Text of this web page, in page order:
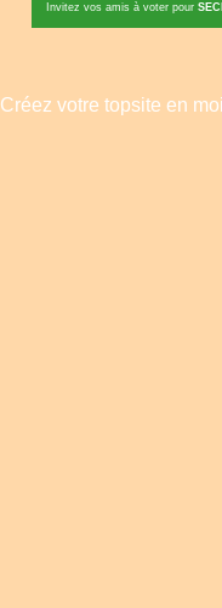
Invitez vos amis à voter pour
Créez votre topsite en